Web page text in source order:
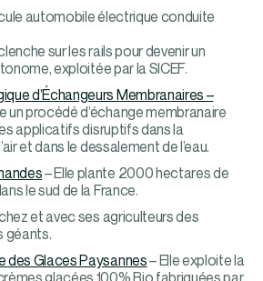
automobile électrique conduite
sur les rails pour devenir un
exploitée par la SICEF.
d’Échangeurs Membranaires –
un procédé d’échange membranaire
applicatifs disruptifs dans la
et dans le dessalement de l’eau.
– Elle plante 2000 hectares de
le sud de la France.
et avec ses agriculteurs des
géants.
des Glaces Paysannes– Elle exploite la
glacées 100% Bio fabriquées par